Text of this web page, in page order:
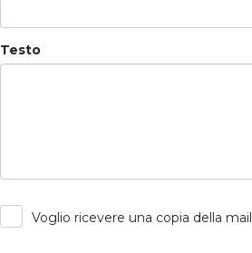
Testo
Voglio ricevere una copia della mail